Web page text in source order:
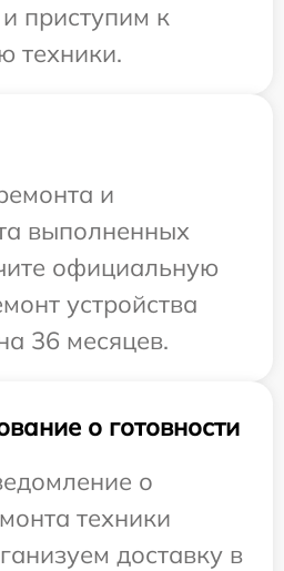
приступим к
техники.
и
выполненных
официальную
устройства
36 месяцев.
о готовности
о
техники
доставку в